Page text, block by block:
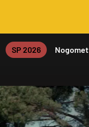
SP 2026 Nogomet